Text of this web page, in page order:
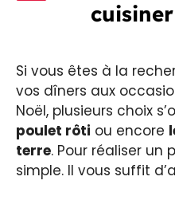
Si vous êtes à la
vos dîners aux
Noël, plusieurs choix
poulet rôti ou encore
terre. Pour réaliser un
simple. Il vous suffit